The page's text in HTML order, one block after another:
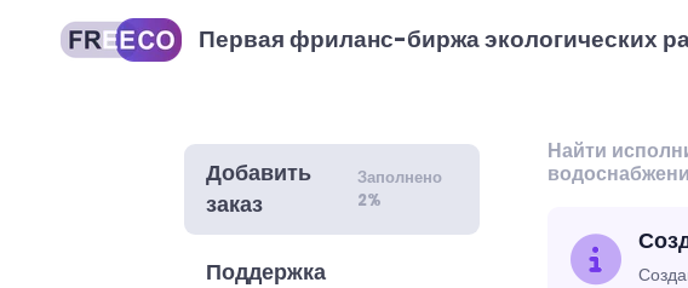
Первая фриланс-биржа экологических
Добавить
заказ
Заполнено
2%
Поддержка
Найти